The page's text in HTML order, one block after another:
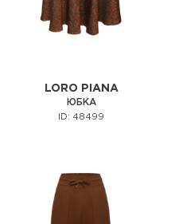
LORO PIANA
ЮБКА
ID: 48499